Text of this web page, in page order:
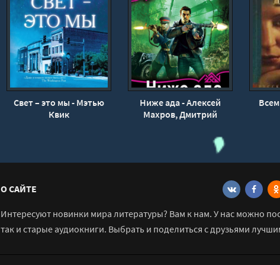
Свет – это мы - Мэтью
Квик
Ниже ада - Алексей
Махров, Дмитрий
О САЙТЕ
Интересуют новинки мира литературы? Вам к нам. У нас можно
так и старые аудиокниги. Выбрать и поделиться с друзьями